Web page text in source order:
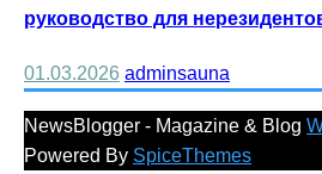
руководство для
01.03.2026 adminsauna
NewsBlogger - Magazine & Blog
Powered By SpiceThemes